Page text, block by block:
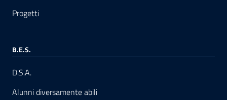
Progetti
B.E.S.
D.S.A.
Alunni diversamente abili